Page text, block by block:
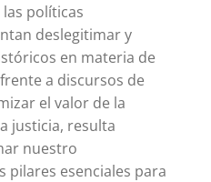
políticas
deslegitimar y
en materia de
a discursos de
el valor de la
justicia, resulta
nuestro
pilares esenciales para